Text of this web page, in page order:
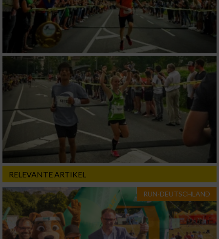
RELEVANTE ARTIKEL
RUN-DEUTSCHLAND